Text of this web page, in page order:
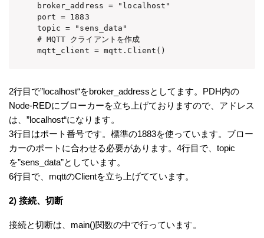
broker_address = "localhost"
port = 1883
topic = "sens_data"
# MQTT クライアントを作成
mqtt_client = mqtt.Client()
2行目で”localhost“をbroker_addressとしてます。PDH内の
Node-REDにブローカーを立ち上げておりますので、アドレス
は、”localhost“になります。
3行目はポート番号です。標準の1883を使っています。ブロー
カーのポートに合わせる必要があります。4行目で、topic
を”sens_data”としています。
6行目で、mqttのClientを立ち上げてています。
2) 接続、切断
接続と切断は、main()関数の中で行っています。